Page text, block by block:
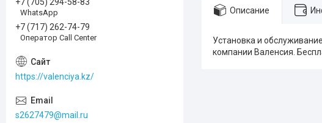
Описание
Установка и
компании Валенсия.
WhatsApp
+7 (717) 262-74-79
Оператор Call Center
https://valenciya.kz/
s2627479@mail.ru